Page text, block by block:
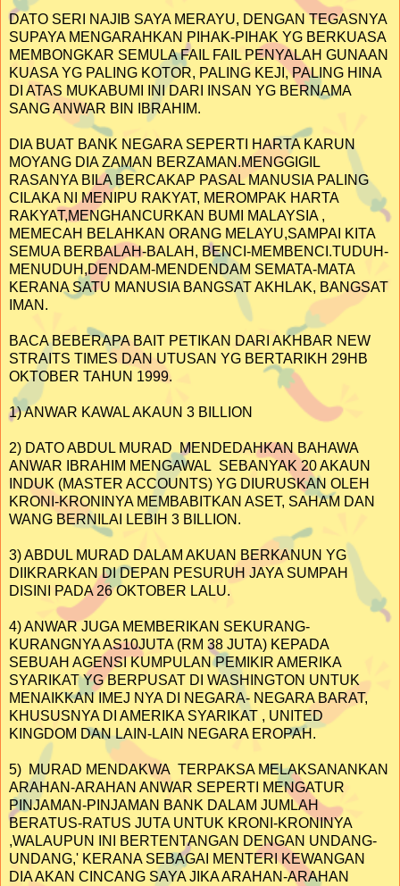
DATO SERI NAJIB SAYA MERAYU, DENGAN TEGASNYA
SUPAYA MENGARAHKAN PIHAK-PIHAK YG BERKUASA
MEMBONGKAR SEMULA FAIL FAIL PENYALAH GUNAAN
KUASA YG PALING KOTOR, PALING KEJI, PALING HINA
DI ATAS MUKABUMI INI DARI INSAN YG BERNAMA
SANG ANWAR BIN IBRAHIM.
DIA BUAT BANK NEGARA SEPERTI HARTA KARUN
MOYANG DIA ZAMAN BERZAMAN.MENGGIGIL
RASANYA BILA BERCAKAP PASAL MANUSIA PALING
CILAKA NI MENIPU RAKYAT, MEROMPAK HARTA
RAKYAT,MENGHANCURKAN BUMI MALAYSIA ,
MEMECAH BELAHKAN ORANG MELAYU,SAMPAI KITA
SEMUA BERBALAH-BALAH, BENCI-MEMBENCI.TUDUH-
MENUDUH,DENDAM-MENDENDAM SEMATA-MATA
KERANA SATU MANUSIA BANGSAT AKHLAK, BANGSAT
IMAN.
BACA BEBERAPA BAIT PETIKAN DARI AKHBAR NEW
STRAITS TIMES DAN UTUSAN YG BERTARIKH 29HB
OKTOBER TAHUN 1999.
1) ANWAR KAWAL AKAUN 3 BILLION
2) DATO ABDUL MURAD MENDEDAHKAN BAHAWA
ANWAR IBRAHIM MENGAWAL SEBANYAK 20 AKAUN
INDUK (MASTER ACCOUNTS) YG DIURUSKAN OLEH
KRONI-KRONINYA MEMBABITKAN ASET, SAHAM DAN
WANG BERNILAI LEBIH 3 BILLION.
3) ABDUL MURAD DALAM AKUAN BERKANUN YG
DIIKRARKAN DI DEPAN PESURUH JAYA SUMPAH
DISINI PADA 26 OKTOBER LALU.
4) ANWAR JUGA MEMBERIKAN SEKURANG-
KURANGNYA AS10JUTA (RM 38 JUTA) KEPADA
SEBUAH AGENSI KUMPULAN PEMIKIR AMERIKA
SYARIKAT YG BERPUSAT DI WASHINGTON UNTUK
MENAIKKAN IMEJ NYA DI NEGARA- NEGARA BARAT,
KHUSUSNYA DI AMERIKA SYARIKAT , UNITED
KINGDOM DAN LAIN-LAIN NEGARA EROPAH.
5) MURAD MENDAKWA TERPAKSA MELAKSANANKAN
ARAHAN-ARAHAN ANWAR SEPERTI MENGATUR
PINJAMAN-PINJAMAN BANK DALAM JUMLAH
BERATUS-RATUS JUTA UNTUK KRONI-KRONINYA
,WALAUPUN INI BERTENTANGAN DENGAN UNDANG-
UNDANG,' KERANA SEBAGAI MENTERI KEWANGAN
DIA AKAN CINCANG SAYA JIKA ARAHAN-ARAHAN